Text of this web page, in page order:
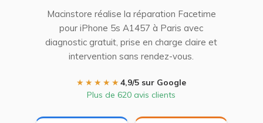
Macinstore réalise la réparation Facetime
pour iPhone 5s A1457 à Paris avec
diagnostic gratuit, prise en charge claire et
intervention sans rendez-vous.
★★★★★4,9/5 sur Google
Plus de 620 avis clients